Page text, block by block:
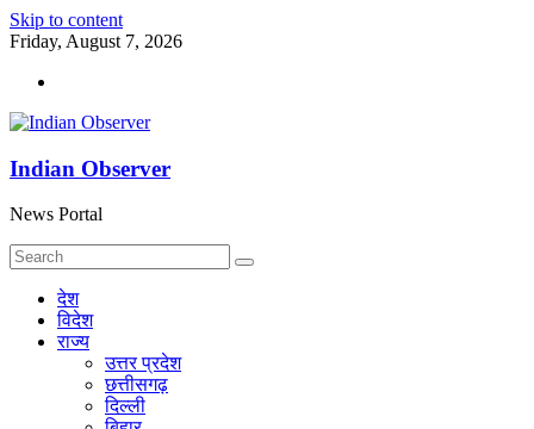
Skip to content
Friday, August 7, 2026
Indian Observer
News Portal
देश
विदेश
राज्य
उत्तर प्रदेश
छत्तीसगढ़
दिल्ली